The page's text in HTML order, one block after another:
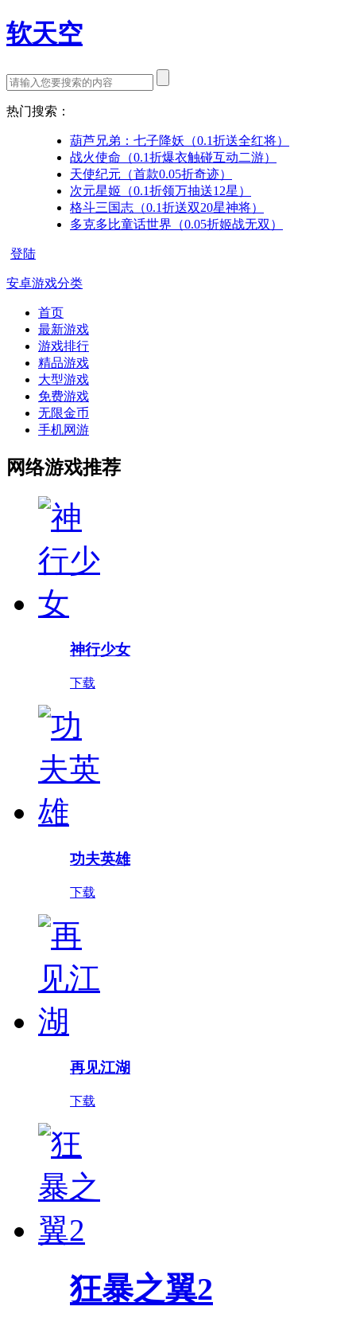
软天空
热门搜索：
葫芦兄弟：七子降妖（0.1折送全红将）
战火使命（0.1折爆衣触碰互动二游）
天使纪元（首款0.05折奇迹）
次元星姬（0.1折领万抽送12星）
格斗三国志（0.1折送双20星神将）
多克多比童话世界（0.05折姬战无双）
登陆
安卓游戏分类
首页
最新游戏
游戏排行
精品游戏
大型游戏
免费游戏
无限金币
手机网游
网络游戏推荐
神行少女
下载
功夫英雄
下载
再见江湖
下载
狂暴之翼2